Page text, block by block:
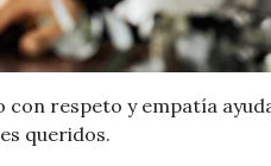
con respeto y empatía
queridos.